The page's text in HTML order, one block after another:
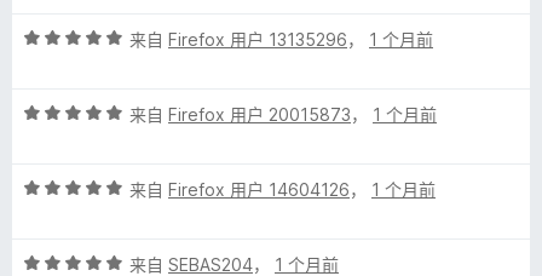
/评
/
来自 Firefox 用户 13135296， 1 个月前
评
/
来自 Firefox 用户 20015873， 1 个月前
评
/
来自 Firefox 用户 14604126， 1 个月前
评
来自 SEBAS204， 1 个月前